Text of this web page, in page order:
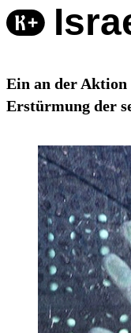
Ein an der Aktion
Erstürmung der